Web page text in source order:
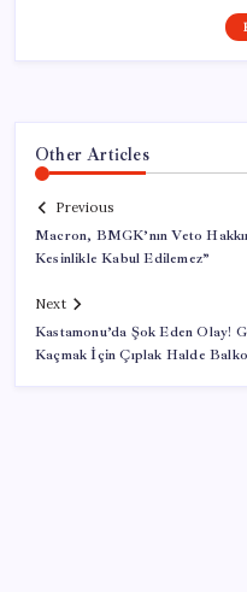
Other Articles
Previous
Macron, BMGK’nın Veto
Kesinlikle Kabul Edilemez”
Next
Kastamonu’da Şok Eden Olay!
Kaçmak İçin Çıplak Halde